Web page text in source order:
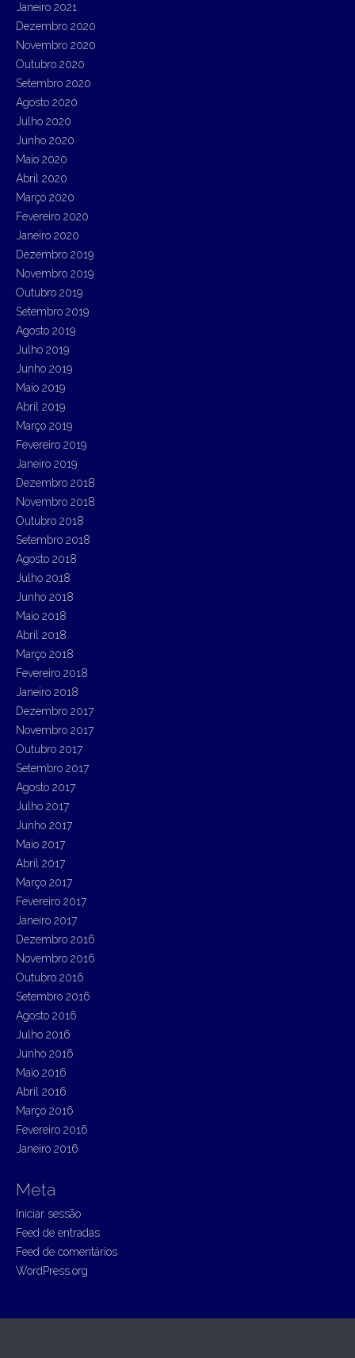
Janeiro 2021
Dezembro 2020
Novembro 2020
Outubro 2020
Setembro 2020
Agosto 2020
Julho 2020
Junho 2020
Maio 2020
Abril 2020
Março 2020
Fevereiro 2020
Janeiro 2020
Dezembro 2019
Novembro 2019
Outubro 2019
Setembro 2019
Agosto 2019
Julho 2019
Junho 2019
Maio 2019
Abril 2019
Março 2019
Fevereiro 2019
Janeiro 2019
Dezembro 2018
Novembro 2018
Outubro 2018
Setembro 2018
Agosto 2018
Julho 2018
Junho 2018
Maio 2018
Abril 2018
Março 2018
Fevereiro 2018
Janeiro 2018
Dezembro 2017
Novembro 2017
Outubro 2017
Setembro 2017
Agosto 2017
Julho 2017
Junho 2017
Maio 2017
Abril 2017
Março 2017
Fevereiro 2017
Janeiro 2017
Dezembro 2016
Novembro 2016
Outubro 2016
Setembro 2016
Agosto 2016
Julho 2016
Junho 2016
Maio 2016
Abril 2016
Março 2016
Fevereiro 2016
Janeiro 2016
Meta
Iniciar sessão
Feed de entradas
Feed de comentários
WordPress.org